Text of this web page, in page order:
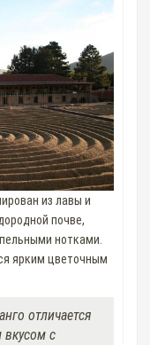
из лавы и
почве,
нотками.
ярким цветочным
отличается
с